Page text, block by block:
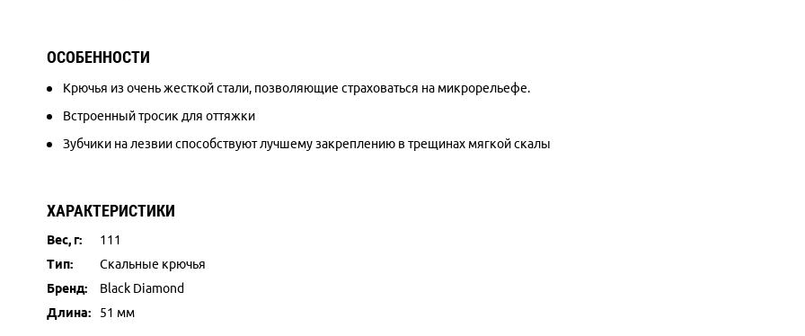
ОСОБЕННОСТИ
Крючья из очень жесткой стали, позволяющие страховаться на микрорельефе.
Встроенный тросик для оттяжки
Зубчики на лезвии способствуют лучшему закреплению в трещинах мягкой скалы
ХАРАКТЕРИСТИКИ
Вес, г:
111
Тип:
Скальные крючья
Бренд:
Black Diamond
Длина:
51 мм